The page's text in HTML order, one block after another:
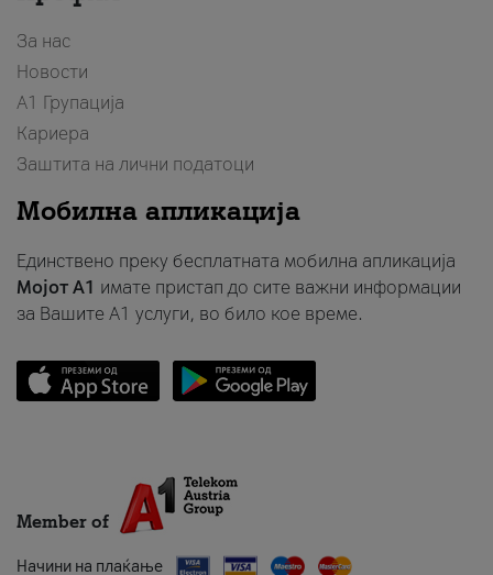
За нас
Новости
А1 Групација
Кариера
Заштита на лични податоци
Мобилна апликација
Единствено преку бесплатната мобилна апликација
Мојот A1 имате пристап до сите важни информации
за Вашите A1 услуги, во било кое време.
Member of
Начини на плаќање